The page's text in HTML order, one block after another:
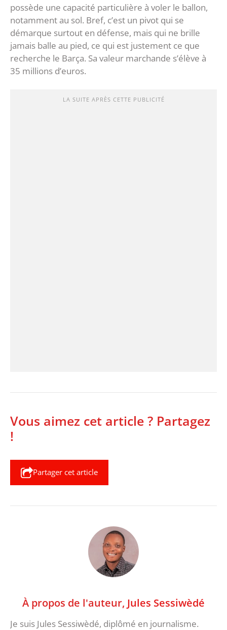
possède une capacité particulière à voler le ballon,
notamment au sol. Bref, c’est un pivot qui se
démarque surtout en défense, mais qui ne brille
jamais balle au pied, ce qui est justement ce que
recherche le Barça. Sa valeur marchande s’élève à
35 millions d’euros.
LA SUITE APRÈS CETTE PUBLICITÉ
Vous aimez cet article ? Partagez
!
Partager cet article
À propos de l'auteur, Jules Sessiwèdé
Je suis Jules Sessiwèdé, diplômé en journalisme.